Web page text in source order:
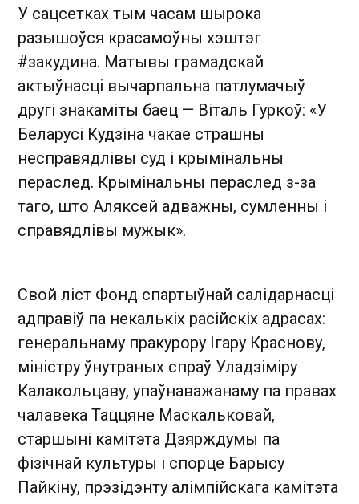
У сацсетках тым часам шырока
разышоўся красамоўны хэштэг
#закудина. Матывы грамадскай
актыўнасці вычарпальна патлумачыў
другі знакаміты баец — Віталь Гуркоў: «У
Беларусі Кудзіна чакае страшны
несправядлівы суд і крымінальны
пераслед. Крымінальны пераслед з-за
таго, што Аляксей адважны, сумленны і
справядлівы мужык».
Свой ліст Фонд спартыўнай салідарнасці
адправіў па некалькіх расійскіх адрасах:
генеральнаму пракурору Ігару Краснову,
міністру ўнутраных спраў Уладзіміру
Калакольцаву, упаўнаважанаму па правах
чалавека Таццяне Маскальковай,
старшыні камітэта Дзярждумы па
фізічнай культуры і спорце Барысу
Пайкіну, прэзідэнту алімпійскага камітэта